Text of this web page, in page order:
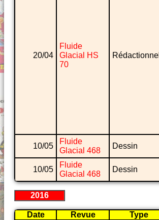
20/04
Fluide
Glacial HS
70
Rédactionnel
10/05
Fluide
Glacial 468
Dessin
10/05
Fluide
Glacial 468
Dessin
2016
Date Revue Type